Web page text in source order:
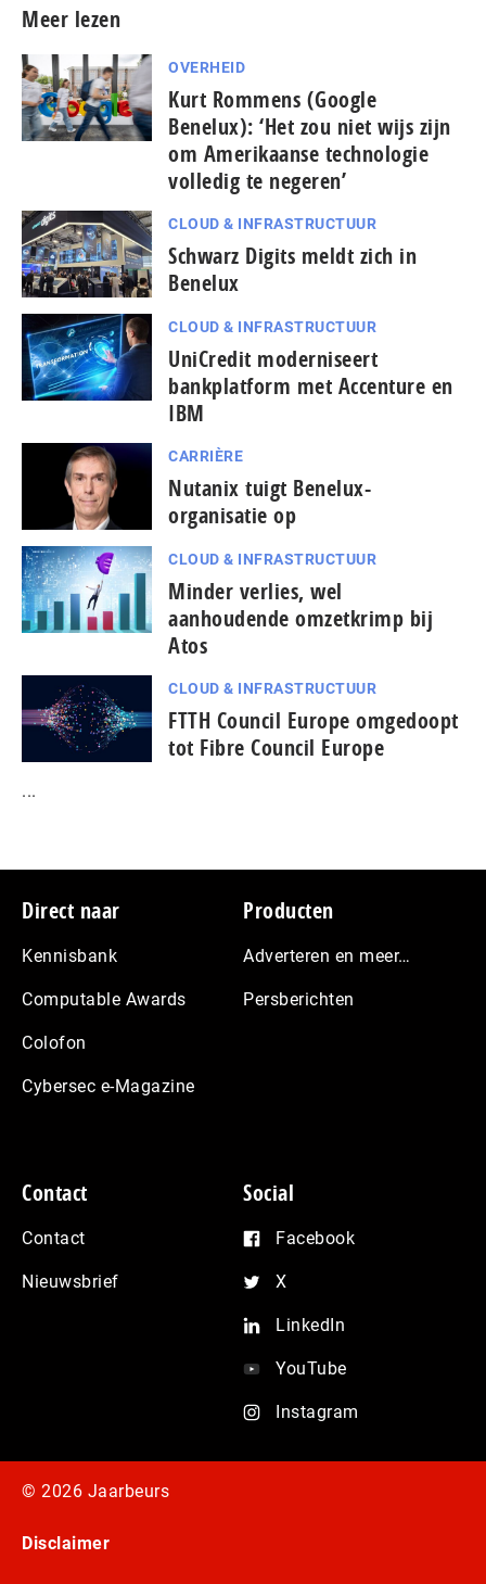
Meer lezen
OVERHEID
Kurt Rommens (Google
Benelux): ‘Het zou niet wijs zijn
om Amerikaanse technologie
volledig te negeren’
CLOUD & INFRASTRUCTUUR
Schwarz Digits meldt zich in
Benelux
CLOUD & INFRASTRUCTUUR
UniCredit moderniseert
bankplatform met Accenture en
IBM
CARRIÈRE
Nutanix tuigt Benelux-
organisatie op
CLOUD & INFRASTRUCTUUR
Minder verlies, wel
aanhoudende omzetkrimp bij
Atos
CLOUD & INFRASTRUCTUUR
FTTH Council Europe omgedoopt
tot Fibre Council Europe
...
Footer
Direct naar
Kennisbank
Computable Awards
Colofon
Cybersec e-Magazine
Producten
Adverteren en meer…
Persberichten
Contact
Contact
Nieuwsbrief
Social
Facebook
X
LinkedIn
YouTube
Instagram
© 2026 Jaarbeurs
Disclaimer